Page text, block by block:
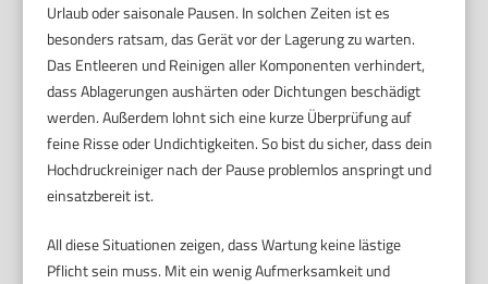
Urlaub oder saisonale Pausen. In solchen Zeiten ist es
besonders ratsam, das Gerät vor der Lagerung zu warten.
Das Entleeren und Reinigen aller Komponenten verhindert,
dass Ablagerungen aushärten oder Dichtungen beschädigt
werden. Außerdem lohnt sich eine kurze Überprüfung auf
feine Risse oder Undichtigkeiten. So bist du sicher, dass dein
Hochdruckreiniger nach der Pause problemlos anspringt und
einsatzbereit ist.
All diese Situationen zeigen, dass Wartung keine lästige
Pflicht sein muss. Mit ein wenig Aufmerksamkeit und